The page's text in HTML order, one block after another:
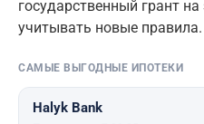
государственный грант
учитывать новые правила.
САМЫЕ ВЫГОДНЫЕ ИПОТЕКИ
Halyk Bank